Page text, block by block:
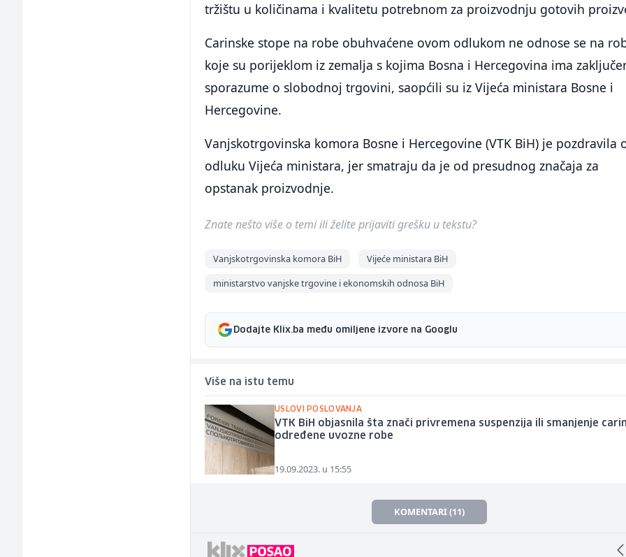
tržištu u količinama i kvalitetu potrebnom za proizvodnju gotovih
Carinske stope na robe obuhvaćene ovom odlukom ne odnose se na
koje su porijeklom iz zemalja s kojima Bosna i Hercegovina ima
sporazume o slobodnoj trgovini, saopćili su iz Vijeća ministara Bosne i
Hercegovine.
Vanjskotrgovinska komora Bosne i Hercegovine (VTK BiH) je pozdravila
odluku Vijeća ministara, jer smatraju da je od presudnog značaja za
opstanak proizvodnje.
Znate nešto više o temi ili želite prijaviti grešku u tekstu?
Vanjskotrgovinska komora BiH
Vijeće ministara BiH
ministarstvo vanjske trgovine i ekonomskih odnosa BiH
Dodajte Klix.ba među omiljene izvore na Googlu
Više na istu temu
USLOVI POSLOVANJA
VTK BiH objasnila šta znači privremena suspenzija ili smanjenje
određene uvozne robe
19.09.2023. u 15:55
KOMENTARI (11)